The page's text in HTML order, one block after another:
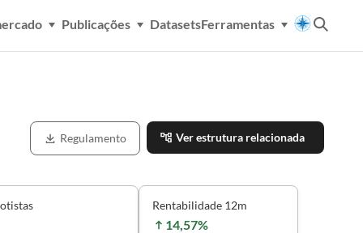
Publicações DatasetsFerramentas
Regulamento Ver estrutura relacionada
Rentabilidade 12m
14,57%